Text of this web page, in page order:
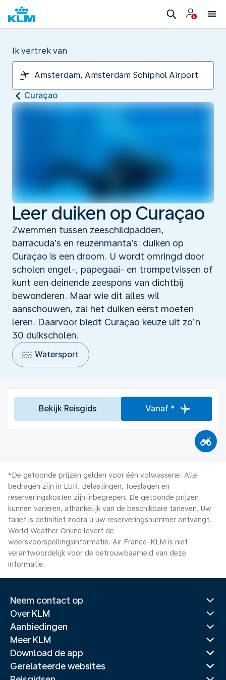
Ik vertrek van
Curaçao
Leer duiken op Curaçao
Zwemmen tussen zeeschildpadden,
barracuda’s en reuzenmanta’s: duiken op
Curaçao is een droom. U wordt omringd door
scholen engel-, papegaai- en trompetvissen of
kunt een deinende zeespons van dichtbij
bewonderen. Maar wie dit alles wil
aanschouwen, zal het duiken eerst moeten
leren. Daarvoor biedt Curaçao keuze uit zo’n
30 duikscholen.
Watersport
Bekijk Reisgids Vanaf *
*De getoonde prijzen gelden voor één volwassene. Alle
bedragen zijn in EUR. Belastingen, toeslagen en
reserveringskosten zijn inbegrepen. De getoonde prijzen
kunnen variëren, afhankelijk van de beschikbare tarieven. Uw
tarief is definitief zodra u uw reserveringsnummer ontvangt.
World Weather Online levert de
weersvoorspellingsinformatie. Air France-KLM is niet
verantwoordelijk voor de betrouwbaarheid van deze
informatie.
Neem contact op
Over KLM
Aanbiedingen
Meer KLM
Download de app
Gerelateerde websites